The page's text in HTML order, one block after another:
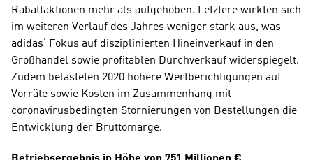
Rabattaktionen mehr als aufgehoben. Letztere wirkten sich
im weiteren Verlauf des Jahres weniger stark aus, was
adidas‘ Fokus auf disziplinierten Hineinverkauf in den
Großhandel sowie profitablen Durchverkauf widerspiegelt.
Zudem belasteten 2020 höhere Wertberichtigungen auf
Vorräte sowie Kosten im Zusammenhang mit
coronavirusbedingten Stornierungen von Bestellungen die
Entwicklung der Bruttomarge.